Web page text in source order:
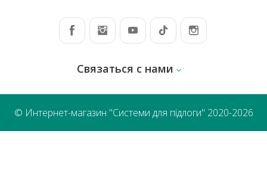
Связаться с нами
© Интернет-магазин "Системи для підлоги" 2020-2026